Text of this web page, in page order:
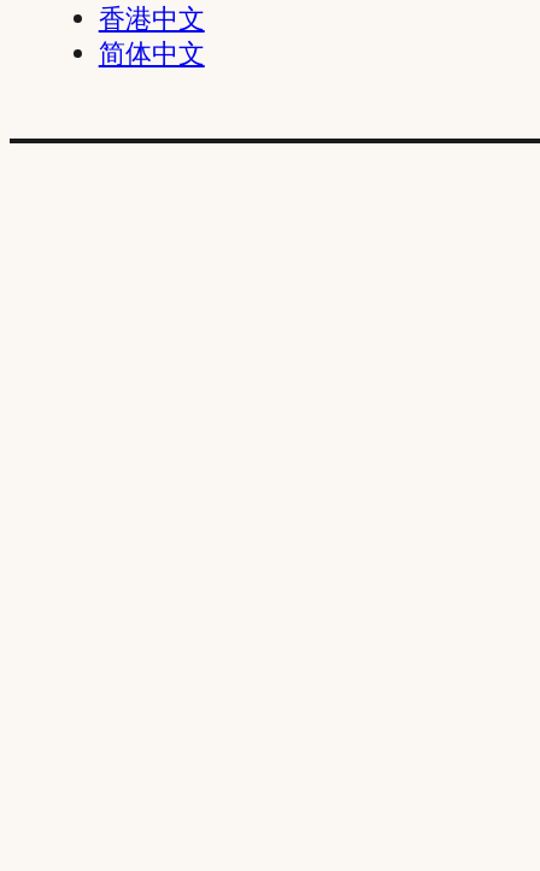
香港中文
简体中文